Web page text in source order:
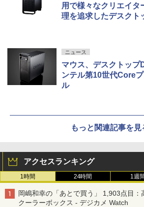
用で様々なクリエイタ
理を追求したデスクト
ニュース
マウス、デスクトップ
ンテル第10世代Core
ル
もっと関連記事を見
アクセスランキング
1時間 24時間 1週
岡嶋和幸の「あとで買う」 1,903点目
クーラーボックス - デジカメ Watch